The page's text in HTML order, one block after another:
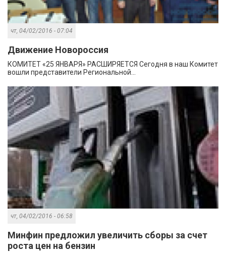
чт, 04/02/2016 - 07:04
Движение Новороссия
КОМИТЕТ «25 ЯНВАРЯ» РАСШИРЯЕТСЯ Сегодня в наш Комитет
вошли представители Региональной...
чт, 04/02/2016 - 06:58
Минфин предложил увеличить сборы за счет
роста цен на бензин